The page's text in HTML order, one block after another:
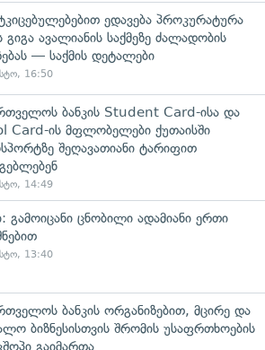
ედავება პროკურატურა
გიგა ავალიანის საქმეზე ძალადობის
— საქმის დეტალები
16:50
ბანკის Student Card-ისა და
Card-ის მფლობელები ქუთაისში
შეღავათიანი ტარიფით
14:49
გამოიცანი ცნობილი ადამიანი ერთი
13:40
ბანკის ორგანიზებით, მცირე და
ბიზნესისთვის შრომის უსაფრთხოების
გაიმართა